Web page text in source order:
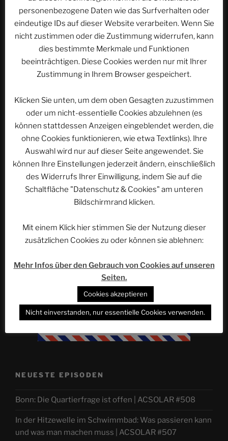
Beitragsnavigation
Vorheriger
Beitrag
ZURÜCK
ACSOLAR #227: Summertime Parcs #30:
Romanes in Treveros | Campingpark Treviris, Trier
Nächster
Beitrag
WEITER
ACSOLAR #229: Freude schöner Götterfunken |
WEBSEITE DURCHSUCHEN
nach:
Werbung
NEUESTE EPISODEN
Bonn: Die Quartierfrage ist offen | ACSOLAR #508
In der Hitzewelle im Schwimmbad: Was passieren kann
und was man machen muss | ACSOLAR #507
personenbezogene Daten wie das Surfverhalten oder
eindeutige IDs auf dieser Website verarbeiten. Wenn Sie
nicht zustimmen oder die Zustimmung widerrufen, kann
dies bestimmte Merkmale und Funktionen
beeinträchtigen. Diese Cookies werden nur mit Ihrer
Zustimmung in Ihrem Browser gespeichert.
Klicken Sie unten, um dem oben Gesagten zuzustimmen
oder um nicht-essentielle Cookies abzulehnen (es
können stattdessen Anzeigen eingeblendet werden, die
ohne Cookies funktionieren, wie etwa Textlinks). Ihre
Auswahl wird nur auf dieser Seite angewendet. Sie
können Ihre Einstellungen jederzeit ändern, einschließlich
des Widerrufs Ihrer Einwilligung, indem Sie auf die
Schaltfläche "Datenschutz & Cookies" am unteren
Bildschirmrand klicken.
Mit einem Klick hier stimmen Sie der Nutzung dieser
zusätzlichen Cookies zu oder können sie ablehnen:
Mehr Infos über den Gebrauch von Cookies auf unseren
Seiten.
Cookies akzeptieren
Nicht einverstanden, nur essentielle Cookies verwenden.